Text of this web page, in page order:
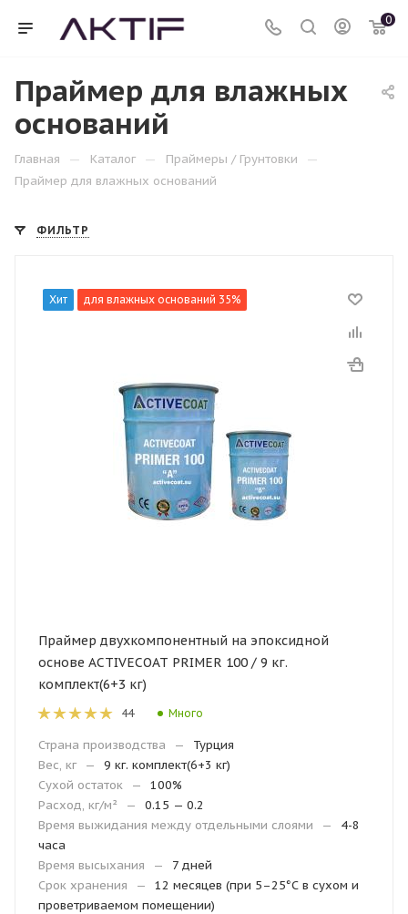
0
Праймер для влажных
оснований
Главная — Каталог — Праймеры / Грунтовки —
Праймер для влажных оснований
ФИЛЬТР
Хит для влажных оснований 35%
Праймер двухкомпонентный на эпоксидной
основе ACTIVECOAT PRIMER 100 / 9 кг.
комплект(6+3 кг)
44 Много
Страна производства —
Турция
Вес, кг
—
9 кг. комплект(6+3 кг)
Сухой остаток
—
100%
Расход, кг/м²
—
0.15 — 0.2
Время выжидания между отдельными слоями
—
4-8
часа
Время высыхания
—
7 дней
Срок хранения
—
12 месяцев (при 5–25°С в сухом и
проветриваемом помещении)